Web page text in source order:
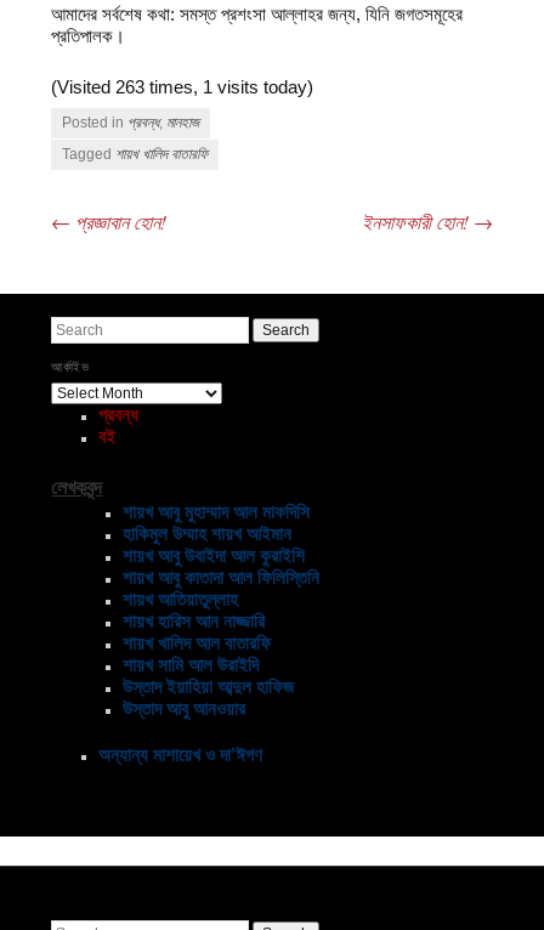
আমাদের সর্বশেষ কথা: সমস্ত প্রশংসা আল্লাহর জন্য, যিনি জগতসমূহের
প্রতিপালক।
(Visited 263 times, 1 visits today)
Posted in প্রবন্ধ, মানহাজ
Tagged শায়খ খালিদ বাতারফি
Post navigation
← প্রজ্ঞাবান হোন! ইনসাফকারী হোন! →
Search
আর্কাইভ
আর্কাইভ
প্রবন্ধ
বই
লেখকবৃন্দ
শায়খ আবু মুহাম্মাদ আল মাকদিসি
হাকিমুল উম্মাহ শায়খ আইমান
শায়খ আবু উবাইদা আল কুরাইশি
শায়খ আবু কাতাদা আল ফিলিস্তিনি
শায়খ আতিয়াতুল্লাহ
শায়খ হারিস আন নাজ্জারি
শায়খ খালিদ আল বাতারফি
শায়খ সামি আল উরাইদি
উস্তাদ ইয়াহিয়া আব্দুল হাফিজ
উস্তাদ আবু আনওয়ার
অন্যান্য মাশায়েখ ও দা’ঈগণ